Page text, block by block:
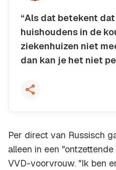
“Als dat betekent
huishoudens in de
ziekenhuizen niet
dan kan je het niet
Kopieer quote
Per direct van Russisch
alleen in een
VVD-voorvrouw. "Ik ben